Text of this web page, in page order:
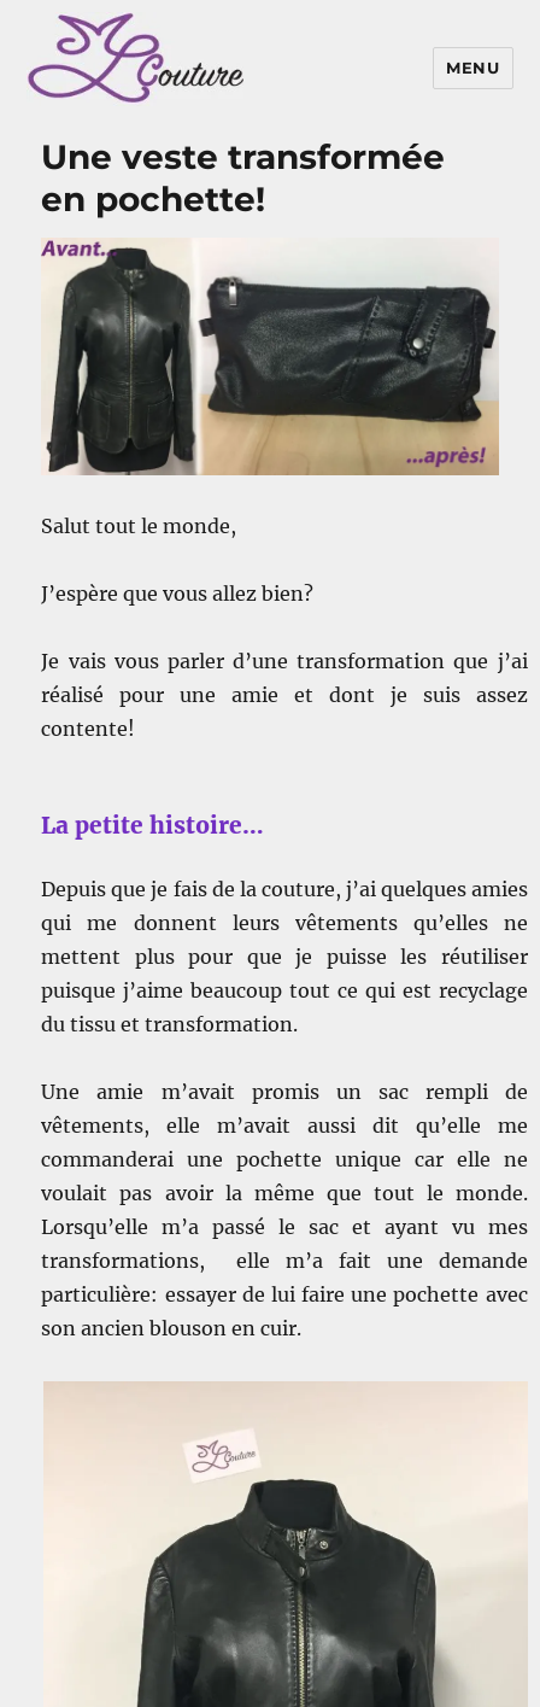
MENU
Une veste transformée
en pochette!
Salut tout le monde,
J’espère que vous allez bien?
Je vais vous parler d’une transformation que j’ai
réalisé pour une amie et dont je suis assez
contente!
La petite histoire…
Depuis que je fais de la couture, j’ai quelques amies
qui me donnent leurs vêtements qu’elles ne
mettent plus pour que je puisse les réutiliser
puisque j’aime beaucoup tout ce qui est recyclage
du tissu et transformation.
Une amie m’avait promis un sac rempli de
vêtements, elle m’avait aussi dit qu’elle me
commanderai une pochette unique car elle ne
voulait pas avoir la même que tout le monde.
Lorsqu’elle m’a passé le sac et ayant vu mes
transformations, elle m’a fait une demande
particulière: essayer de lui faire une pochette avec
son ancien blouson en cuir.